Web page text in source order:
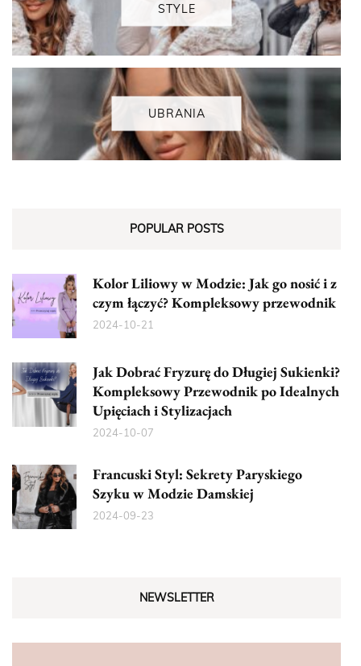
STYLE
UBRANIA
POPULAR POSTS
Kolor Liliowy w Modzie: Jak go nosić i z
czym łączyć? Kompleksowy przewodnik
2024-10-21
Jak Dobrać Fryzurę do Długiej Sukienki?
Kompleksowy Przewodnik po Idealnych
Upięciach i Stylizacjach
2024-10-07
Francuski Styl: Sekrety Paryskiego
Szyku w Modzie Damskiej
2024-09-23
NEWSLETTER